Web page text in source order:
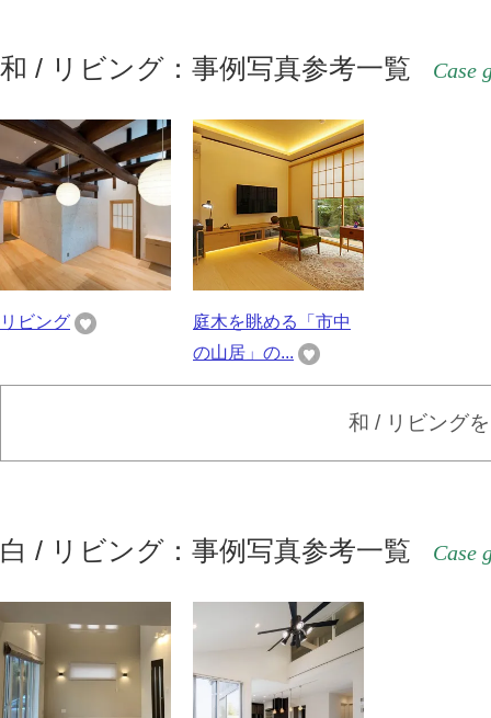
和 / リビング：事例写真参考一覧 Case
リビング
庭木を眺める「市中
の山居」の...
和 / リビング
白 / リビング：事例写真参考一覧 Case